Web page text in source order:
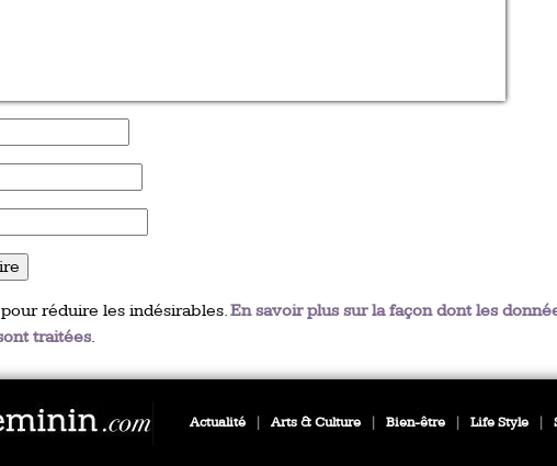
réduire les indésirables.En savoir plus sur la façon dont les
traitées.
Actualité Arts & Culture Bien-être Life Style